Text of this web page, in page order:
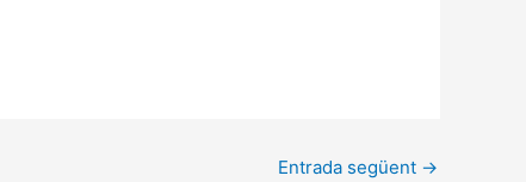
Entrada següent →